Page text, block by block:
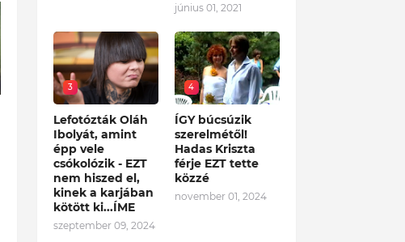
június 01, 2021
3
Lefotózták Oláh
Ibolyát, amint
épp vele
csókolózik - EZT
nem hiszed el,
kinek a karjában
kötött ki...ÍME
szeptember 09, 2024
4
ÍGY búcsúzik
szerelmétől!
Hadas Kriszta
férje EZT tette
közzé
november 01, 2024